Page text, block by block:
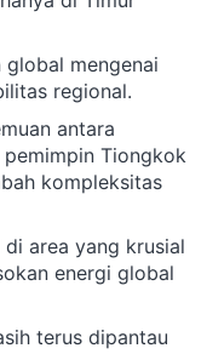
global mengenai
regional.
antara
pemimpin Tiongkok
kompleksitas
area yang krusial
energi global
terus dipantau